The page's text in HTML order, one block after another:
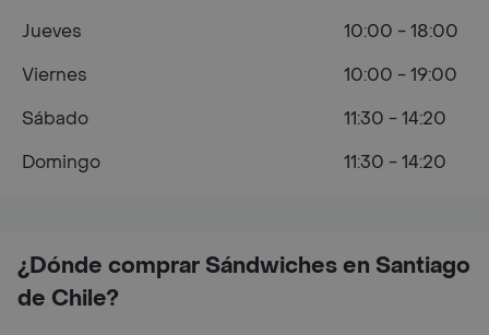
¿Dónde comprar Sándwiches en Santiago
de Chile?
Jueves
10:00 - 18:00
Viernes
10:00 - 19:00
Sábado
11:30 - 14:20
Domingo
11:30 - 14:20